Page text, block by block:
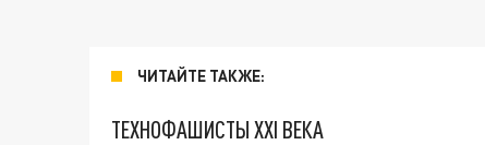
ЧИТАЙТЕ ТАКЖЕ:
ТЕХНОФАШИСТЫ XXI ВЕКА